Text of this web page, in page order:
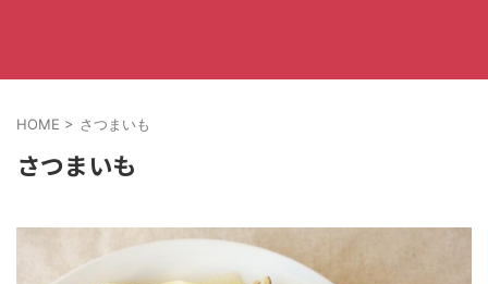
HOME > さつまいも
さつまいも